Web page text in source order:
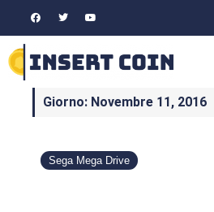
Giorno: Novembre 11, 2016
Sega Mega Drive